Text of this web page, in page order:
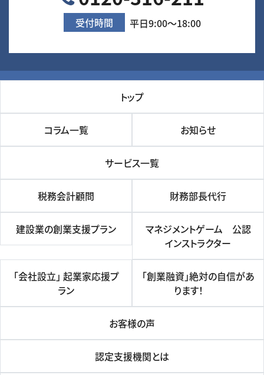
受付時間 平日9:00～18:00
トップ
コラム一覧 お知らせ
サービス一覧
税務会計顧問 財務部長代行
建設業の創業支援プラン
マネジメントゲーム 公認
インストラクター
「会社設立」 起業家応援プ
ラン
「創業融資」絶対の自信があ
ります！
お客様の声
認定支援機関とは